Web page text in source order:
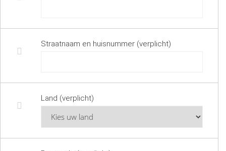
Straatnaam en huisnummer (verplicht)
Land (verplicht)